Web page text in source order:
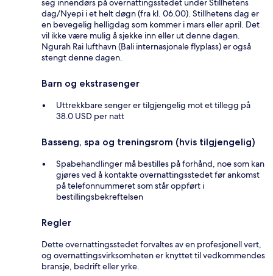
seg innendørs på overnattingsstedet under Stillhetens
dag/Nyepi i et helt døgn (fra kl. 06.00). Stillhetens dag er
en bevegelig helligdag som kommer i mars eller april. Det
vil ikke være mulig å sjekke inn eller ut denne dagen.
Ngurah Rai lufthavn (Bali internasjonale flyplass) er også
stengt denne dagen.
Barn og ekstrasenger
Uttrekkbare senger er tilgjengelig mot et tillegg på
38.0 USD per natt
Basseng, spa og treningsrom (hvis tilgjengelig)
Spabehandlinger må bestilles på forhånd, noe som kan
gjøres ved å kontakte overnattingsstedet før ankomst
på telefonnummeret som står oppført i
bestillingsbekreftelsen
Regler
Dette overnattingsstedet forvaltes av en profesjonell vert,
og overnattingsvirksomheten er knyttet til vedkommendes
bransje, bedrift eller yrke.